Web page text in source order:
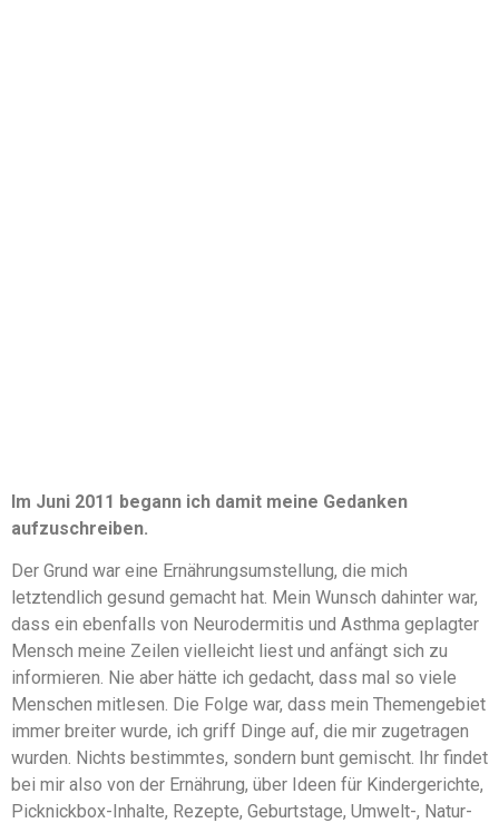
Im Juni 2011 begann ich damit meine Gedanken
aufzuschreiben.
Der Grund war eine Ernährungsumstellung, die mich
letztendlich gesund gemacht hat. Mein Wunsch dahinter war,
dass ein ebenfalls von Neurodermitis und Asthma geplagter
Mensch meine Zeilen vielleicht liest und anfängt sich zu
informieren. Nie aber hätte ich gedacht, dass mal so viele
Menschen mitlesen. Die Folge war, dass mein Themengebiet
immer breiter wurde, ich griff Dinge auf, die mir zugetragen
wurden. Nichts bestimmtes, sondern bunt gemischt. Ihr findet
bei mir also von der Ernährung, über Ideen für Kindergerichte,
Picknickbox-Inhalte, Rezepte, Geburtstage, Umwelt-, Natur-